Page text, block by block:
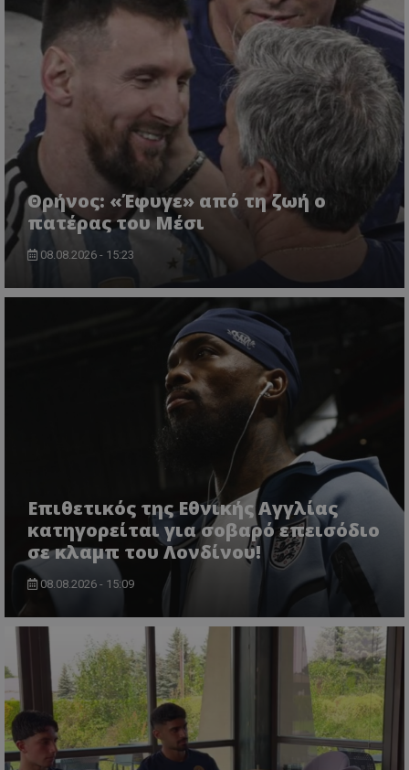
Θρήνος: «Έφυγε» από τη ζωή ο
πατέρας του Μέσι
08.08.2026 - 15:23
Επιθετικός της Εθνικής Αγγλίας
κατηγορείται για σοβαρό επεισόδιο
σε κλαμπ του Λονδίνου!
08.08.2026 - 15:09